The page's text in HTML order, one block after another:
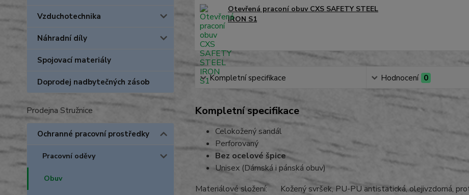
Vzduchotechnika
Náhradní díly
Spojovací materiály
Doprodej nadbytečných zásob
Prodejna Stružnice
Ochranné pracovní prostředky
Pracovní oděvy
Obuv
Otevřená praconí obuv CXS SAFETY STEEL
IRON S1
Kompletní specifikace Hodnocení 0
Kompletní specifikace
Celokožený sandál
Perforovaný
Bez ocelové špice
Unisex (Dámská i pánská obuv)
Materiálové složení:
Kožený svršek, PU-PU antistatická, olejivzdorná,